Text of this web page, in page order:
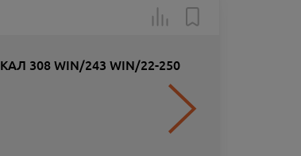
308 WIN/243 WIN/22-250